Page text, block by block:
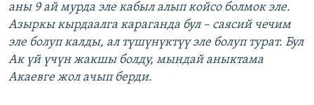
аны 9 ай мурда эле кабыл алып койсо болмок эле.
Азыркы кырдаалга караганда бул – саясий чечим
эле болуп калды, ал түшүнүктүү эле болуп турат. Бул
Ак үй үчүн жакшы болду, мындай аныктама
Акаевге жол ачып берди.